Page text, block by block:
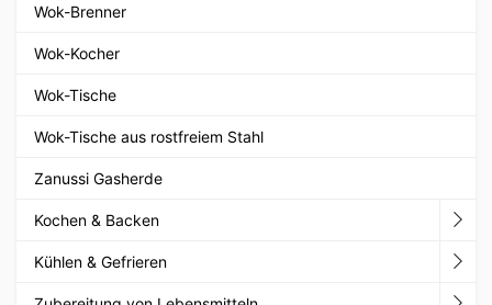
Wok-Brenner
Wok-Kocher
Wok-Tische
Wok-Tische aus rostfreiem Stahl
Zanussi Gasherde
Kochen & Backen
Kühlen & Gefrieren